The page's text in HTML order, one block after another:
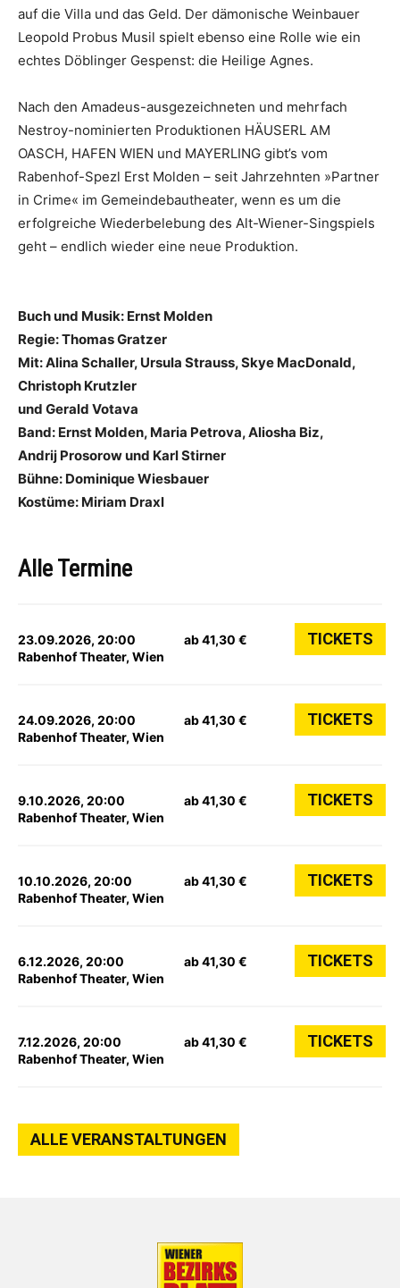
auf die Villa und das Geld. Der dämonische Weinbauer
Leopold Probus Musil spielt ebenso eine Rolle wie ein
echtes Döblinger Gespenst: die Heilige Agnes.
Nach den Amadeus-ausgezeichneten und mehrfach
Nestroy-nominierten Produktionen HÄUSERL AM
OASCH, HAFEN WIEN und MAYERLING gibt’s vom
Rabenhof-Spezl Erst Molden – seit Jahrzehnten »Partner
in Crime« im Gemeindebautheater, wenn es um die
erfolgreiche Wiederbelebung des Alt-Wiener-Singspiels
geht – endlich wieder eine neue Produktion.
Buch und Musik: Ernst Molden
Regie: Thomas Gratzer
Mit: Alina Schaller, Ursula Strauss, Skye MacDonald,
Christoph Krutzler
und Gerald Votava
Band: Ernst Molden, Maria Petrova, Aliosha Biz,
Andrij Prosorow und Karl Stirner
Bühne: Dominique Wiesbauer
Kostüme: Miriam Draxl
Alle Termine
23.09.2026, 20:00
Rabenhof Theater, Wien
ab 41,30 € TICKETS
24.09.2026, 20:00
Rabenhof Theater, Wien
ab 41,30 € TICKETS
9.10.2026, 20:00
Rabenhof Theater, Wien
ab 41,30 € TICKETS
10.10.2026, 20:00
Rabenhof Theater, Wien
ab 41,30 € TICKETS
6.12.2026, 20:00
Rabenhof Theater, Wien
ab 41,30 € TICKETS
7.12.2026, 20:00
Rabenhof Theater, Wien
ab 41,30 € TICKETS
ALLE VERANSTALTUNGEN